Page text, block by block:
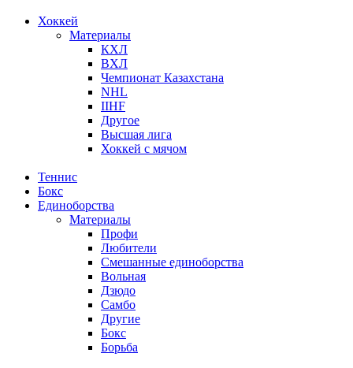
Хоккей
Материалы
КХЛ
ВХЛ
Чемпионат Казахстана
NHL
IIHF
Другое
Высшая лига
Хоккей с мячом
Теннис
Бокс
Единоборства
Материалы
Профи
Любители
Смешанные единоборства
Вольная
Дзюдо
Самбо
Другие
Бокс
Борьба